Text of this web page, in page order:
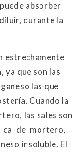
absorber
durante la
estrechamente
ya que son las
las que
Cuando la
las sales son
cal del mortero,
insoluble. El